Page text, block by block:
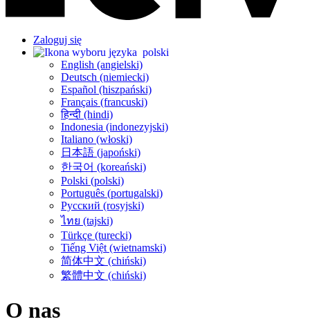
Zaloguj się
polski
English (angielski)
Deutsch (niemiecki)
Español (hiszpański)
Français (francuski)
हिन्दी (hindi)
Indonesia (indonezyjski)
Italiano (włoski)
日本語 (japoński)
한국어 (koreański)
Polski (polski)
Português (portugalski)
Русский (rosyjski)
ไทย (tajski)
Türkçe (turecki)
Tiếng Việt (wietnamski)
简体中文 (chiński)
繁體中文 (chiński)
O nas